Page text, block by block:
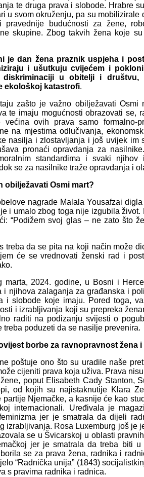
te druga prava i slobode. Hrabre
u svom okruženju, pa su
budućnosti za žene,
skupine. Zbog takvih žena koje
je dan žena praznik uspjeha i
i ušutkuju cvijećem i
diskriminaciji u obitelji i društvu,
ekološkoj katastrofi.
zašto je važno obilježavati
te imaju mogućnosti obrazovati se,
ovih prava samo formalno-
na mjestima odlučivanja,
nasilja i zlostavljanja i još uvijek
pronaći opravdanja za
standardima i svaki
se za nasilnike traže opravdanja i
obilježavati Osmi mart?
nagrade Malala Yousafzai
i umalo zbog toga nije izgubila
“Podižem svoj glas – ne zato što
treba da se pita na koji način može
će se vrednovati ženski rad i
marta, 2024. godine, u Bosni i
i njihova zalaganja za građanska i
i slobode koje imaju. Pored toga,
i izrabljivanja koji su prepreka
raditi na podizanju svijesti o
treba poduzeti da se nasilje prevenira.
borbe za ravnopravnost žena
poštuje ono što su uradile naše
cijeniti prava koja uživa. Prava
poput Elisabeth Cady Stanton,
od kojih su najistaknutije Klara
partije Njemačke, a kasnije će kao
internacionali. Uređivala je
jer je smatrala da dijeli
izrabljivanja. Rosa Luxemburg još je
se u Švicarskoj u oblasti
jer je smatrala da treba biti
se za prava žena, radnika i
“Radnička unija” (1843)
s pravima radnika i radnica.